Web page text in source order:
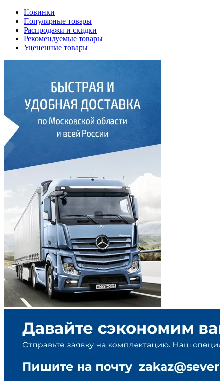
Новинки
Популярные товары
Распродажи и скидки
Рекомендуемые товары
Уцененные товары